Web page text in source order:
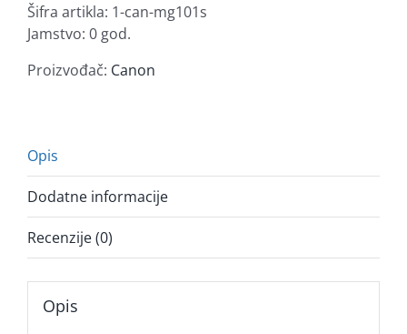
MG-
101
10x15
Šifra artikla: 1-can-mg101s
Jamstvo: 0 god.
Proizvođač: Canon
Opis
Dodatne informacije
Recenzije (0)
Opis